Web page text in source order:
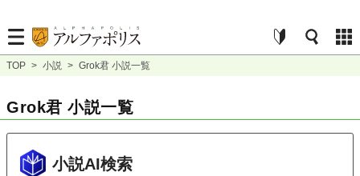
TOP > 小説 > Grok君 小説一覧
Grok君 小説一覧
小説AI検索